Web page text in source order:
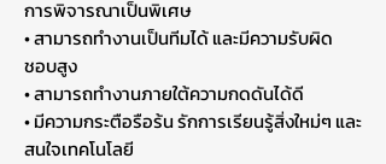
การพิจารณาเป็นพิเศษ
• สามารถทำงานเป็นทีมได้ และมีความรับผิด
ชอบสูง
• สามารถทำงานภายใต้ความกดดันได้ดี
• มีความกระตือรือร้น รักการเรียนรู้สิ่งใหม่ๆ และ
สนใจเทคโนโลยี